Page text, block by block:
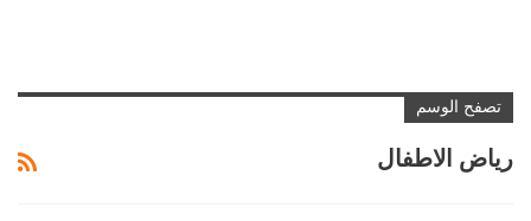
تصفح الوسم
رياض الاطفال